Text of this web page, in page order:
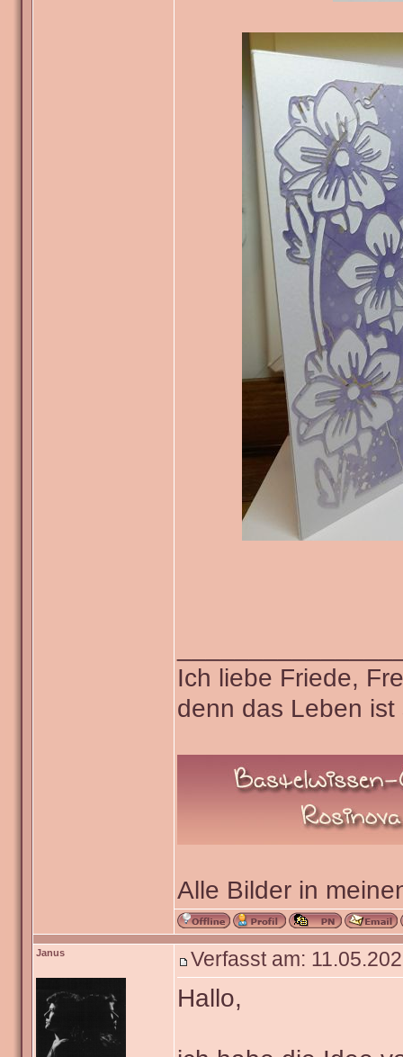
Ich liebe Friede,
denn das Leben
Alle Bilder in
Janus Verfasst am:
Hallo,